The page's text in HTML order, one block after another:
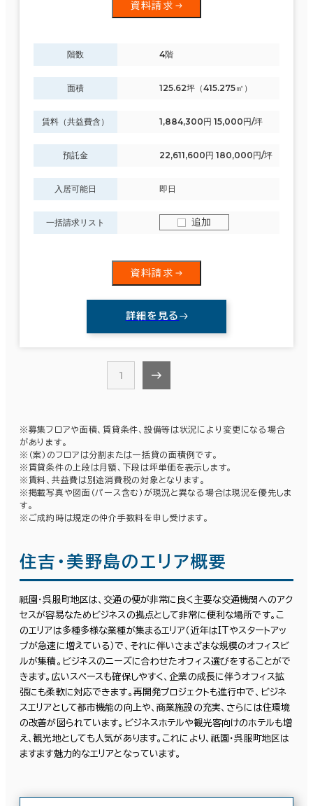
資料請求
階数 4階
面積 125.62坪（415.275㎡）
賃料（共益費含） 1,884,300円 15,000円/坪
預託金 22,611,600円 180,000円/坪
入居可能日 即日
一括請求リスト 追加
資料請求
詳細を見る
1
※募集フロアや面積、賃貸条件、設備等は状況により変更になる場合
があります。
※（案）のフロアは分割または一括貸の面積例です。
※賃貸条件の上段は月額、下段は坪単価を表示します。
※賃料、共益費は別途消費税の対象となります。
※掲載写真や図面（パース含む）が現況と異なる場合は現況を優先しま
す。
※ご成約時は規定の仲介手数料を申し受けます。
住吉・美野島のエリア概要
祇園・呉服町地区は、交通の便が非常に良く主要な交通機関へのアク
セスが容易なためビジネスの拠点として非常に便利な場所です。こ
のエリアは多種多様な業種が集まるエリア（近年はITやスタートアッ
プが急速に増えている）で、それに伴いさまざまな規模のオフィスビ
ルが集積。ビジネスのニーズに合わせたオフィス選びをすることがで
きます。広いスペースも確保しやすく、企業の成長に伴うオフィス拡
張にも柔軟に対応できます。再開発プロジェクトも進行中で、ビジネ
スエリアとして都市機能の向上や、商業施設の充実、さらには住環境
の改善が図られています。ビジネスホテルや観光客向けのホテルも増
え、観光地としても人気があります。これにより、祇園・呉服町地区は
ますます魅力的なエリアとなっています。